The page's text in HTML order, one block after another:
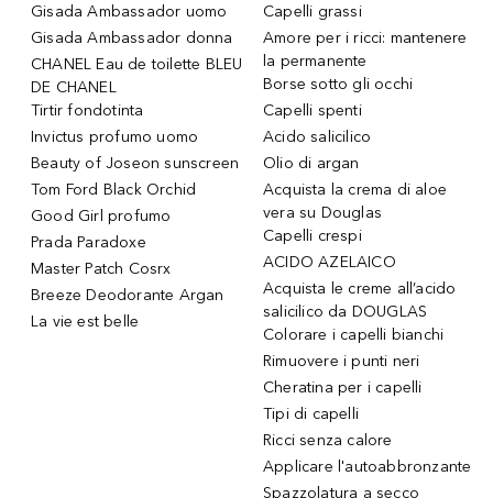
Gisada Ambassador uomo
Gisada Ambassador donna
CHANEL Eau de toilette BLEU
DE CHANEL
Tirtir fondotinta
Invictus profumo uomo
Beauty of Joseon sunscreen
Tom Ford Black Orchid
Good Girl profumo
Prada Paradoxe
Master Patch Cosrx
Breeze Deodorante Argan
La vie est belle
Capelli grassi
Amore per i ricci: mantenere
la permanente
Borse sotto gli occhi
Capelli spenti
Acido salicilico
Olio di argan
Acquista la crema di aloe
vera su Douglas
Capelli crespi
ACIDO AZELAICO
Acquista le creme all’acido
salicilico da DOUGLAS
Colorare i capelli bianchi
Rimuovere i punti neri
Cheratina per i capelli
Tipi di capelli
Ricci senza calore
Applicare l'autoabbronzante
Spazzolatura a secco